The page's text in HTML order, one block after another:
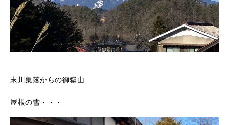
末川集落からの御嶽山
屋根の雪・・・